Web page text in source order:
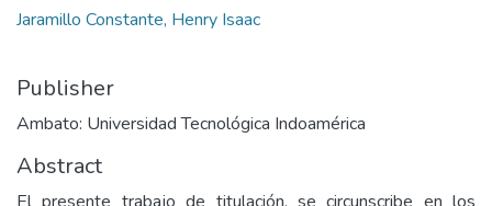
Jaramillo Constante, Henry Isaac
Publisher
Ambato: Universidad Tecnológica Indoamérica
Abstract